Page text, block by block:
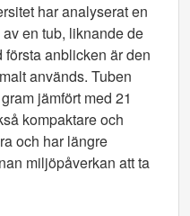
har analyserat en
en tub, liknande de
anblicken är den
används. Tuben
jämfört med 21
kompaktare och
och har längre
miljöpåverkan att ta